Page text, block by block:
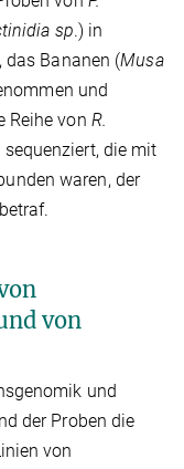
sp.) in
das Bananen (Musa
und
Reihe von R.
die mit
waren, der
von
und
der Proben die
von